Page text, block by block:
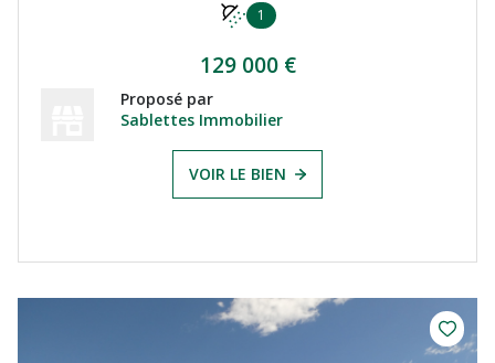
1
129 000 €
Proposé par
Sablettes Immobilier
VOIR LE BIEN